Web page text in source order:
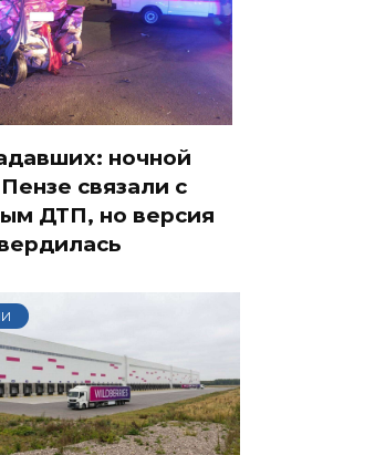
ночной
связали с
ДТП, но версия